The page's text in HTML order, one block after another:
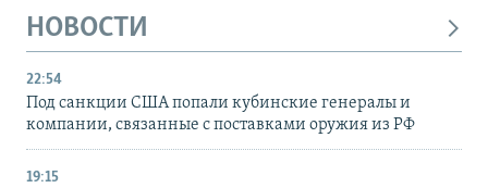
НОВОСТИ
22:54
Под санкции США попали кубинские генералы и
компании, связанные с поставками оружия из РФ
19:15